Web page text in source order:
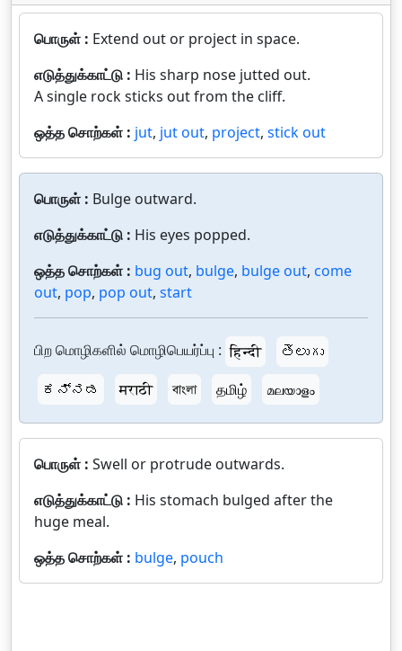
பொருள் : Extend out or project in space.
எடுத்துக்காட்டு : His sharp nose jutted out.
A single rock sticks out from the cliff.
ஒத்த சொற்கள் : jut, jut out, project, stick out
பொருள் : Bulge outward.
எடுத்துக்காட்டு : His eyes popped.
ஒத்த சொற்கள் : bug out, bulge, bulge out, come
out, pop, pop out, start
பிற மொழிகளில் மொழிபெயர்ப்பு : हिन्दी
తెలుగు
ಕನ್ನಡ
मराठी বাংলা தமிழ் മലയാളം
பொருள் : Swell or protrude outwards.
எடுத்துக்காட்டு : His stomach bulged after the
huge meal.
ஒத்த சொற்கள் : bulge, pouch